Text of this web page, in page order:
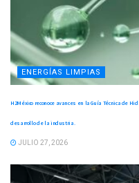
ENERGÍAS LIMPIAS
H2México reconoce avances en la Guía Técnica de
desarrollo de la industria.
JULIO 27, 2026